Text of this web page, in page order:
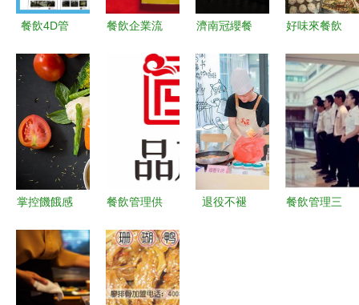
餐飲4D管
率與品質的
秘訣在餐飲
管理中的實
踐與價值
餐飲企業流
效服務的關
濟南冠纓餐
業餐飲服務
賦能行業發
展
好味來餐飲
廠食堂承
包，貼心蔬
菜配送服務
掌控饑餓感
熱效應優化
跑者餐飲管
理
餐飲管理供
聚焦行業優
質制造商與
服務商
退役不褪
餐飲管理三